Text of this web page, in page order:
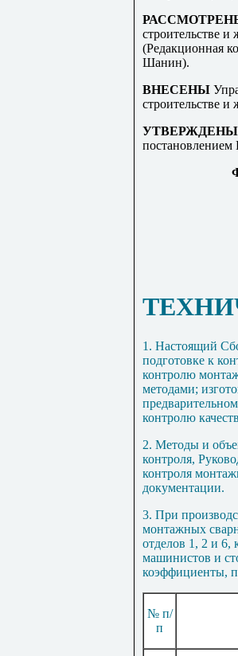
строительстве
(Редакционная
Шанин).
ВНЕСЕНЫ
строительстве
УТВЕРЖДЕНЫ
постановлением
1. Настоящий
подготовке к кон
контролю
методами;
контролю
2. Методы и
контроля,
контроля
документации.
3. При
монтажных св
отделов 1, 2 и 6,
машинистов и
коэффициенты,
№ п/
п